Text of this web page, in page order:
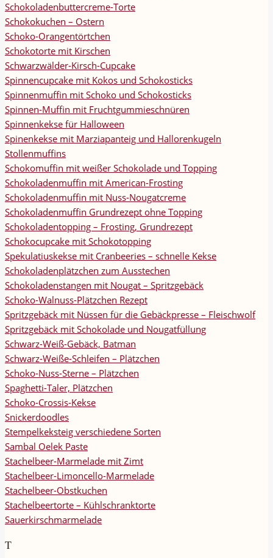
Schokoladenbuttercreme-Torte
Schokokuchen – Ostern
Schoko-Orangentörtchen
Schokotorte mit Kirschen
Schwarzwälder-Kirsch-Cupcake
Spinnencupcake mit Kokos und Schokosticks
Spinnenmuffin mit Schoko und Schokosticks
Spinnen-Muffin mit Fruchtgummieschnüren
Spinnenkekse für Halloween
Spinenkekse mit Marziapanteig und Hallorenkugeln
Stollenmuffins
Schokomuffin mit weißer Schokolade und Topping
Schokoladenmuffin mit American-Frosting
Schokoladenmuffin mit Nuss-Nougatcreme
Schokoladenmuffin Grundrezept ohne Topping
Schokoladentopping – Frosting, Grundrezept
Schokocupcake mit Schokotopping
Spekulatiuskekse mit Cranbeeries – schnelle Kekse
Schokoladenplätzchen zum Ausstechen
Schokoladenstangen mit Nougat – Spritzgebäck
Schoko-Walnuss-Plätzchen Rezept
Spritzgebäck mit Nüssen für die Gebäckpresse – Fleischwolf
Spritzgebäck mit Schokolade und Nougatfüllung
Schwarz-Weiß-Gebäck, Batman
Schwarz-Weiße-Schleifen – Plätzchen
Schoko-Nuss-Sterne – Plätzchen
Spaghetti-Taler, Plätzchen
Schoko-Crossis-Kekse
Snickerdoodles
Stempelkeksteig verschiedene Sorten
Sambal Oelek Paste
Stachelbeer-Marmelade mit Zimt
Stachelbeer-Limoncello-Marmelade
Stachelbeer-Obstkuchen
Stachelbeertorte – Kühlschranktorte
Sauerkirschmarmelade
T